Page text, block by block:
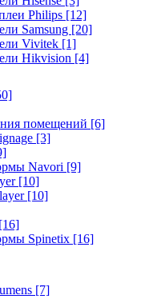
Philips [12]
Samsung [20]
Vivitek [1]
Hikvision [4]
помещений [6]
[3]
Navori [9]
[10]
[10]
[16]
Spinetix [16]
[7]